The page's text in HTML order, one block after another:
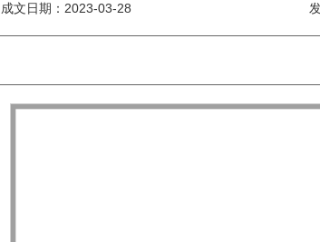
成文日期： 2023-03-28